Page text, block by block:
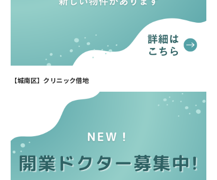
【城南区】クリニック借地